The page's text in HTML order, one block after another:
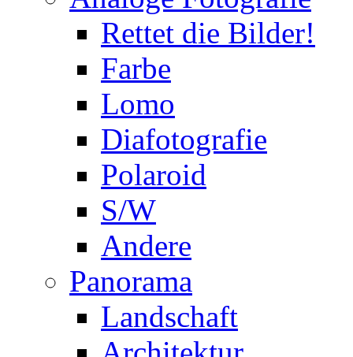
Rettet die Bilder!
Farbe
Lomo
Diafotografie
Polaroid
S/W
Andere
Panorama
Landschaft